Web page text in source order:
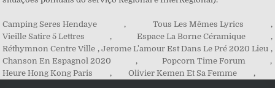
Camping Seres Hendaye , Tous Les Mêmes Lyrics
,
Vieille Satire 5 Lettres
, Espace La Borne Céramique
,
Réthymnon Centre Ville , Jerome L'amour Est Dans Le Pré 2020 Lieu ,
Chanson En Espagnol 2020
, Popcorn Time Forum
,
Heure Hong Kong Paris
, Olivier Kemen Et Sa Femme ,